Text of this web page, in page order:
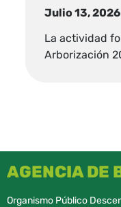
Julio 13, 2026
La actividad
Arborización
AGENCIA DE
Organismo Público